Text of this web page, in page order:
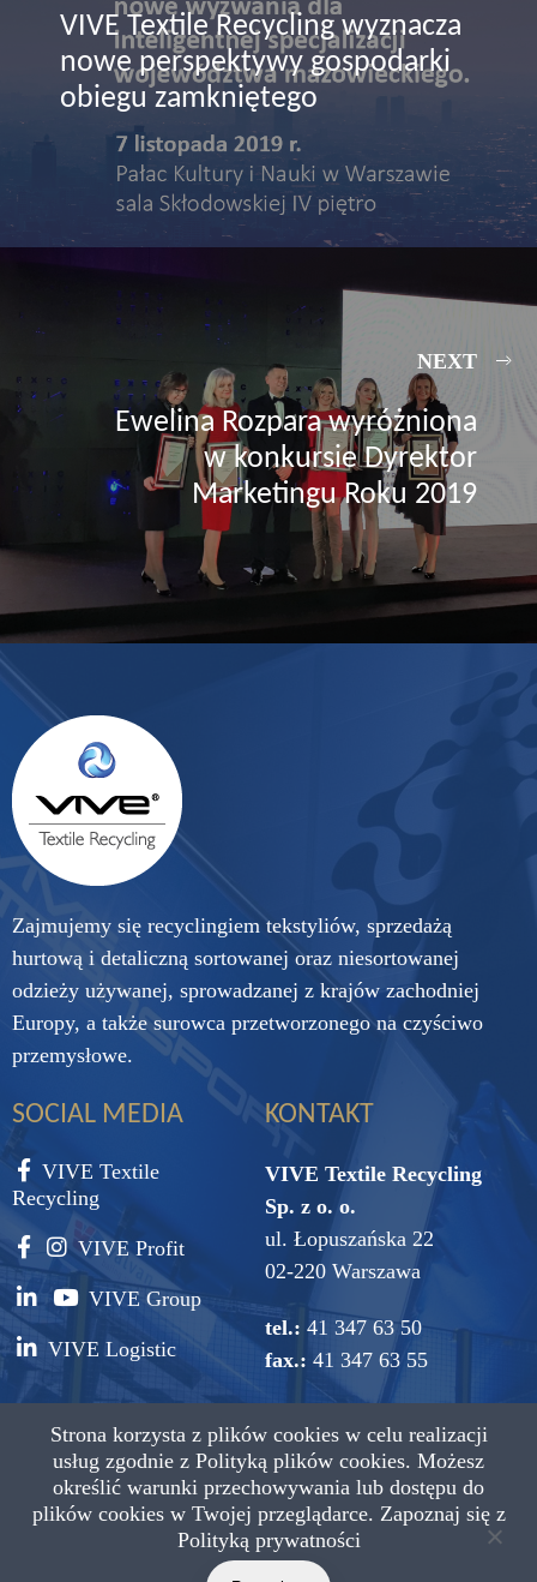
VIVE Textile Recycling wyznacza
nowe perspektywy gospodarki
obiegu zamkniętego
NEXT
Ewelina Rozpara wyróżniona
w konkursie Dyrektor
Marketingu Roku 2019
Zajmujemy się recyclingiem tekstyliów, sprzedażą
hurtową i detaliczną sortowanej oraz niesortowanej
odzieży używanej, sprowadzanej z krajów zachodniej
Europy, a także surowca przetworzonego na czyściwo
przemysłowe.
SOCIAL MEDIA
VIVE Textile
Recycling
VIVE Profit
VIVE Group
VIVE Logistic
KONTAKT
VIVE Textile Recycling
Sp. z o. o.
ul. Łopuszańska 22
02-220 Warszawa
tel.: 41 347 63 50
fax.: 41 347 63 55
Copyright © 2021 VIVE Textile Recycling Wszystkie prawa
Strona korzysta z plików cookies w celu realizacji
usług zgodnie z Polityką plików cookies. Możesz
określić warunki przechowywania lub dostępu do
plików cookies w Twojej przeglądarce. Zapoznaj się z
Polityką prywatności